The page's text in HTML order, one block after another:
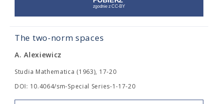
The two-norm spaces
A. Alexiewicz
Studia Mathematica (1963), 17-20
DOI: 10.4064/sm-Special Series-1-17-20